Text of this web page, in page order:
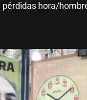
pérdidas hora/